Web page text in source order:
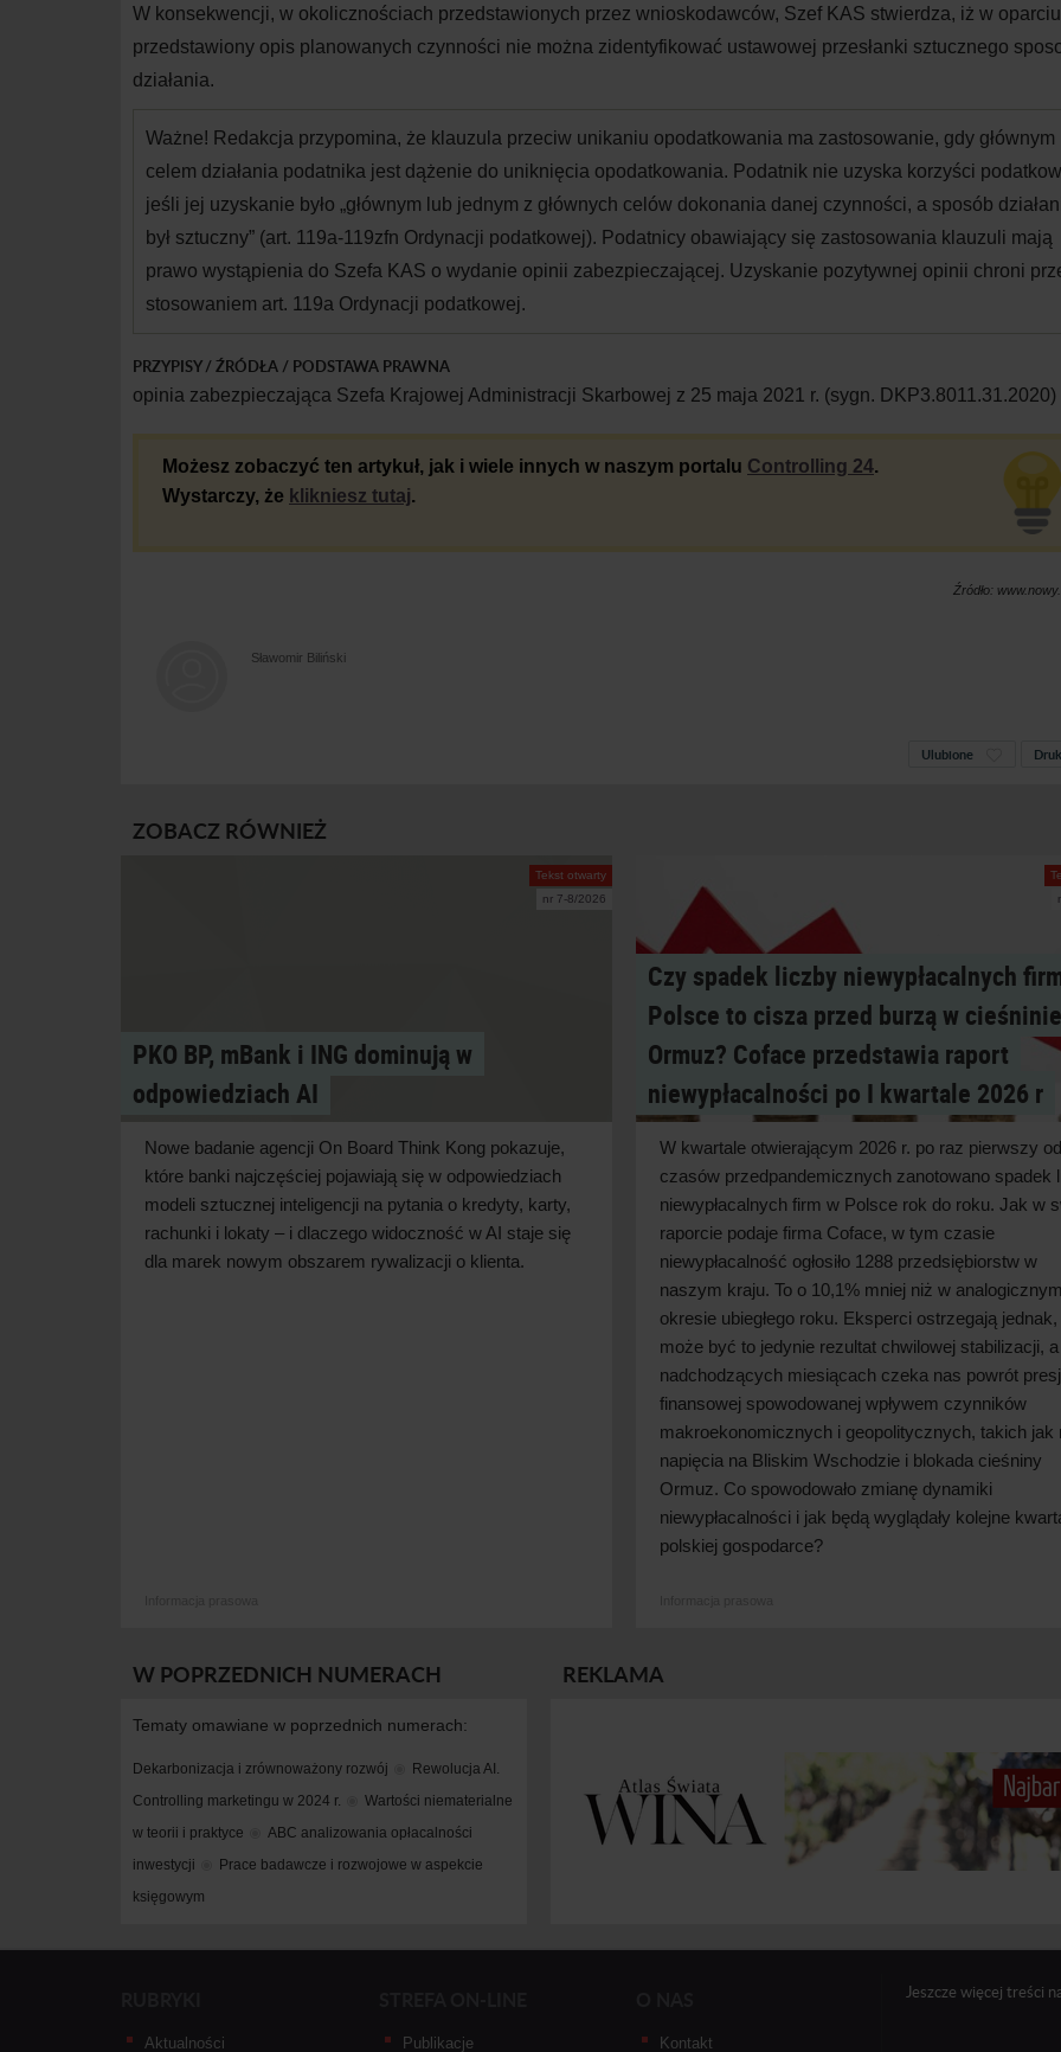
W konsekwencji, w okolicznościach przedstawionych przez wnioskodawców, Szef KAS stwierdza, iż w
przedstawiony opis planowanych czynności nie można zidentyfikować ustawowej przesłanki sztucznego
działania.
Ważne! Redakcja przypomina, że klauzula przeciw unikaniu opodatkowania ma zastosowanie, gdy głównym
celem działania podatnika jest dążenie do uniknięcia opodatkowania. Podatnik nie uzyska korzyści
jeśli jej uzyskanie było „głównym lub jednym z głównych celów dokonania danej czynności, a sposób
był sztuczny” (art. 119a-119zfn Ordynacji podatkowej). Podatnicy obawiający się zastosowania klauzuli mają
prawo wystąpienia do Szefa KAS o wydanie opinii zabezpieczającej. Uzyskanie pozytywnej opinii chroni
stosowaniem art. 119a Ordynacji podatkowej.
PRZYPISY / ŹRÓDŁA / PODSTAWA PRAWNA
opinia zabezpieczająca Szefa Krajowej Administracji Skarbowej z 25 maja 2021 r. (sygn. DKP3.8011.31.2020)
Możesz zobaczyć ten artykuł, jak i wiele innych w naszym portalu Controlling 24.
Wystarczy, że klikniesz tutaj.
Źródło:
Sławomir Biliński
Ulubione
ZOBACZ RÓWNIEŻ
Tekst otwarty
nr 7-8/2026
PKO BP, mBank i ING dominują w
odpowiedziach AI
Nowe badanie agencji On Board Think Kong pokazuje,
które banki najczęściej pojawiają się w odpowiedziach
modeli sztucznej inteligencji na pytania o kredyty, karty,
rachunki i lokaty – i dlaczego widoczność w AI staje się
dla marek nowym obszarem rywalizacji o klienta.
Czy spadek liczby niewypłacalnych
Polsce to cisza przed burzą w cieśninie
Ormuz? Coface przedstawia raport
niewypłacalności po I kwartale 2026 r
W kwartale otwierającym 2026 r. po raz pierwszy od
czasów przedpandemicznych zanotowano spadek
niewypłacalnych firm w Polsce rok do roku. Jak w
raporcie podaje firma Coface, w tym czasie
niewypłacalność ogłosiło 1288 przedsiębiorstw w
naszym kraju. To o 10,1% mniej niż w analogicznym
okresie ubiegłego roku. Eksperci ostrzegają
może być to jedynie rezultat chwilowej stabilizacji, a
nadchodzących miesiącach czeka nas powrót
finansowej spowodowanej wpływem czynników
makroekonomicznych i geopolitycznych, takich jak
napięcia na Bliskim Wschodzie i blokada cieśniny
Ormuz. Co spowodowało zmianę dynamiki
niewypłacalności i jak będą wyglądały kolejne
polskiej gospodarce?
W POPRZEDNICH NUMERACH
Tematy omawiane w poprzednich numerach:
Dekarbonizacja i zrównoważony rozwój
Rewolucja AI.
Controlling marketingu w 2024 r.
Wartości niematerialne
w teorii i praktyce
ABC analizowania opłacalności
inwestycji
Prace badawcze i rozwojowe w aspekcie
księgowym
REKLAMA
Aktualności Publikacje Kontakt
Jeszcze więcej treści